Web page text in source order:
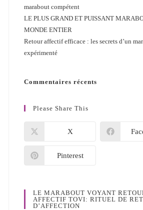
marabout compétent
LE PLUS GRAND ET PUISSANT
MONDE ENTIER
Retour affectif efficace : les secrets d’un
expérimenté
Commentaires récents
Please Share This
X
Pinterest
LE MARABOUT VOYANT
AFFECTIF TOVI: RITUEL DE
D’AFFECTION